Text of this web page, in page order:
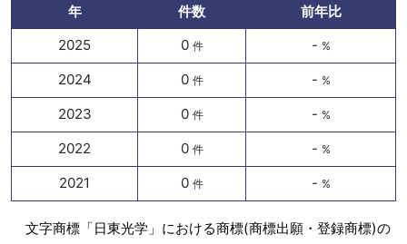
年 件数
前年比
2025
0 件 - %
2024 0 件 - %
2023 0 件 - %
2022 0 件 - %
2021 0 件 - %
文字商標「日東光学」における商標(商標出願・登録商標)の